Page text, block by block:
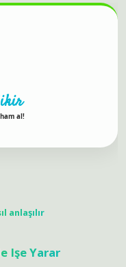
al!
anlaşılır
Işe Yarar